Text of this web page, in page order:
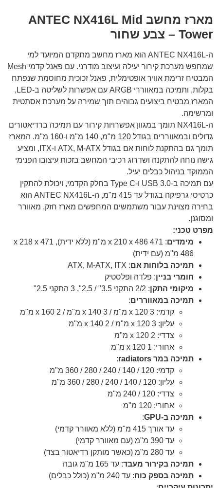
מארז מחשב ANTEC NX416L Mid
Tower – צבע שחור
ה-ANTEC NX416L הוא מארז מחשב מתקדם המיועד למי
שמחפש מערכת קירור יעילה ועיצוב מודרני. עם פאנל קדמי Mesh
המבטיח זרימת אוויר אופטימלית, פאנל זכוכית מחוסמת שנפתח
בקלות, ותמיכה במאווררי ARGB עם אפשרות לשליטה ב-LED,
המארז מבטיח ביצועים גבוהים תוך שמירה על מערכת אסתטית
ומרשימה.
ה-NX416L תומך במגוון אפשרויות קירור עם תמיכה ברדיאטורים
גדולים ובמאווררים בגודל 120 מ"מ, 140 מ"מ ו-160 מ"מ. המארז
תומך גם בהתקנת לוחות אם בגודל ATX, M-ATX ו-ITX, ומציע
גישה נוחה להתקנה ושדרוג רכיבי המחשב בזכות עיצובו הפנימי
הממוקד בניהול כבלים יעיל.
עם תמיכה ב-USB 3.0 ו-Type C בחלק הקדמי, ויכולת להתקין
כרטיסי גרפיקה בגודל עד 415 מ"מ, ה-ANTEC NX416L הוא
בחירה מצוינת עבור משתמשים המחפשים מארז חזק, מאוורר
ומסוגנן.
מפרט טכני:
מימדים
: 471 x 210 x 486 מ"מ (ללא ידית), 471 x 218 x
486 מ"מ (עם ידית)
תמיכה בלוחות אם: ATX, M-ATX, ITX
חומרי בניין: פלדה ופלסטיק
מיקומי התקן: 2/2 התקני 3.5" / 2.5", 3 התקני 2.5"
תמיכה במאווררים:
קדמי: 3 x 120 מ"מ / 3 x 140 מ"מ / 2 x 160 מ"מ
עליון: 3 x 120 מ"מ / 2 x 140 מ"מ
צדדי: 2 x 120 מ"מ
אחורי: 1 x 120 מ"מ
תמיכה במר radiators
:
קדמי: 120 / 140 / 240 / 280 / 360 מ"מ
עליון: 120 / 140 / 240 / 280 / 360 מ"מ
צדדי: 120 / 240 מ"מ
אחורי: 120 מ"מ
תמיכה ב-GPU
:
עד אורך 415 מ"מ (ללא מאוורר קדמי)
עד 390 מ"מ (עם מאוורר קדמי)
עד 280 מ"מ (כאשר מותקן רדיאטור בצד)
תמיכה בקירור מעבד: עד 165 מ"מ גובה
תמיכה בספק כוח: עד 240 מ"מ (כולל כבלים)